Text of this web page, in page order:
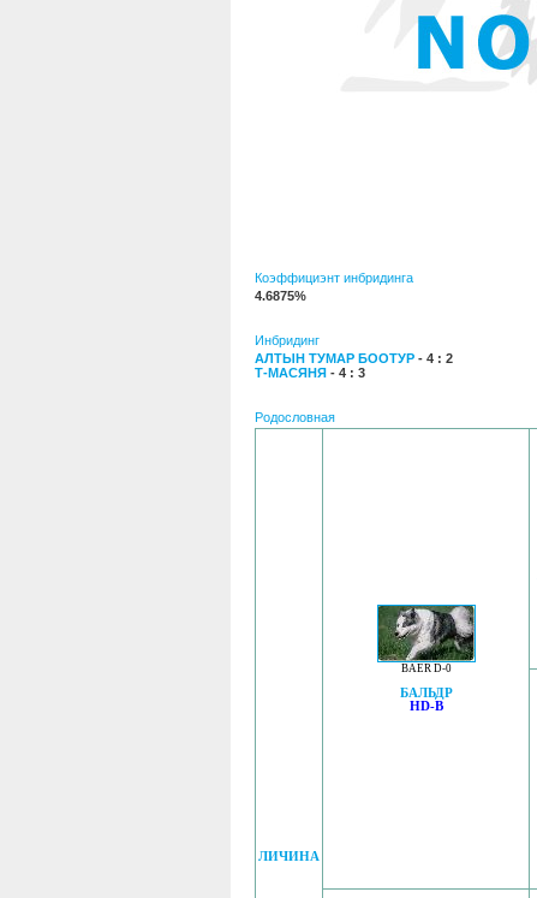
Коэффициэнт инбридинга
4.6875%
Инбридинг
АЛТЫН ТУМАР БООТУР - 4 : 2
Т-МАСЯНЯ - 4 : 3
Родословная
ЛИЧИНА
BAER D-0
БАЛЬДР
HD-B